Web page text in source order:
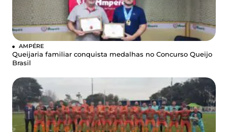
AMPÉRE
Queijaria familiar conquista medalhas no Concurso Queijo
Brasil